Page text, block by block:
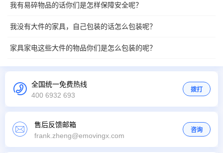
我有易碎物品的话你们是怎样保障安全呢？
我没有大件的家具，自己包装的话怎么包装呢？
家具家电这些大件的物品你们是怎么包装的呢？
全国统一免费热线
400 6932 693
拨打
售后反馈邮箱
frank.zheng@emovingx.com
咨询